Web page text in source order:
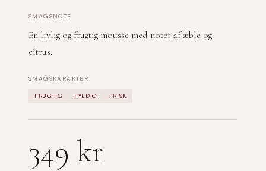
SMAGSNOTE
En livlig og frugtig mousse med noter af æble og
citrus.
SMAGSKARAKTER
FRUGTIG FYLDIG FRISK
349 kr